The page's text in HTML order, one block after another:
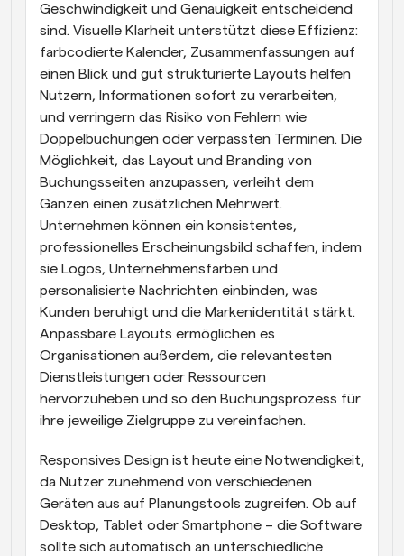
Geschwindigkeit und Genauigkeit entscheidend
sind. Visuelle Klarheit unterstützt diese Effizienz:
farbcodierte Kalender, Zusammenfassungen auf
einen Blick und gut strukturierte Layouts helfen
Nutzern, Informationen sofort zu verarbeiten,
und verringern das Risiko von Fehlern wie
Doppelbuchungen oder verpassten Terminen. Die
Möglichkeit, das Layout und Branding von
Buchungsseiten anzupassen, verleiht dem
Ganzen einen zusätzlichen Mehrwert.
Unternehmen können ein konsistentes,
professionelles Erscheinungsbild schaffen, indem
sie Logos, Unternehmensfarben und
personalisierte Nachrichten einbinden, was
Kunden beruhigt und die Markenidentität stärkt.
Anpassbare Layouts ermöglichen es
Organisationen außerdem, die relevantesten
Dienstleistungen oder Ressourcen
hervorzuheben und so den Buchungsprozess für
ihre jeweilige Zielgruppe zu vereinfachen.
Responsives Design ist heute eine Notwendigkeit,
da Nutzer zunehmend von verschiedenen
Geräten aus auf Planungstools zugreifen. Ob auf
Desktop, Tablet oder Smartphone – die Software
sollte sich automatisch an unterschiedliche